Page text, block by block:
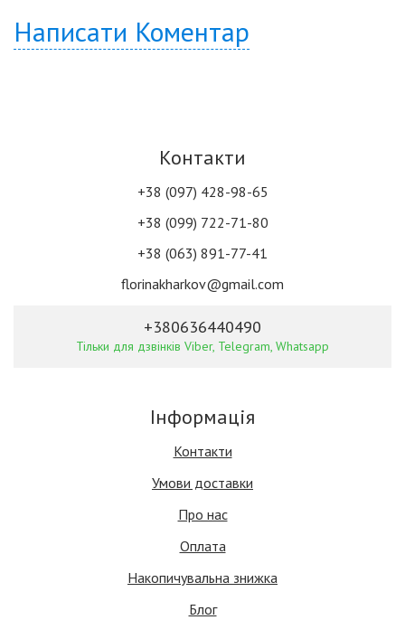
Написати Коментар
Контакти
+38 (097) 428-98-65
+38 (099) 722-71-80
+38 (063) 891-77-41
florinakharkov@gmail.com
+380636440490
Тільки для дзвінків Viber, Telegram, Whatsapp
Інформація
Контакти
Умови доставки
Про нас
Оплата
Накопичувальна знижка
Блог